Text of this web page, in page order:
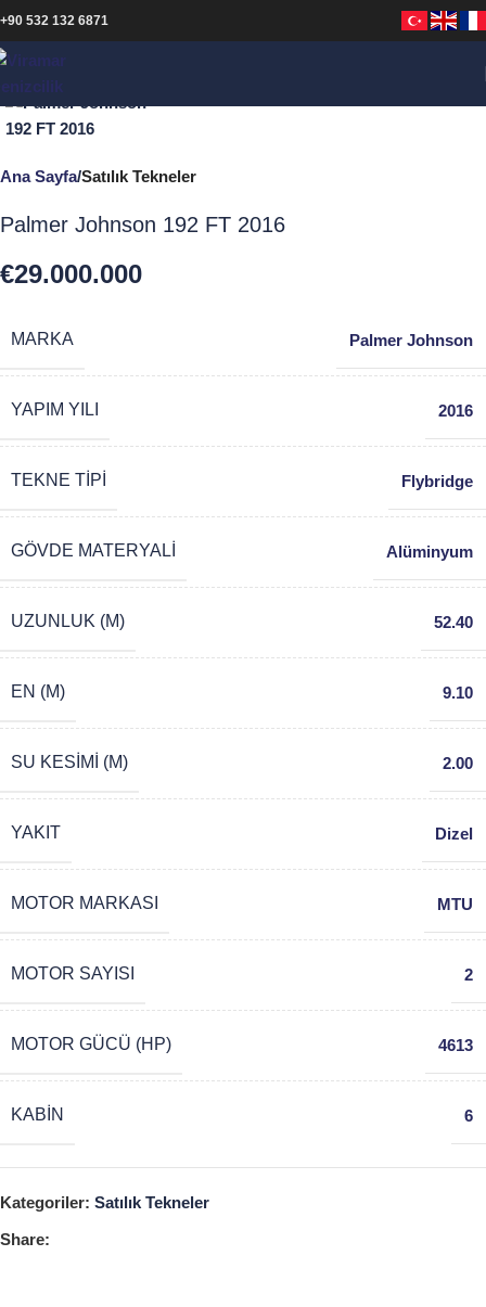
+90 532 132 6871
Ana Sayfa Satılık Tekneler
Palmer Johnson 192 FT 2016
€29.000.000
MARKA Palmer Johnson
YAPIM YILI 2016
TEKNE TIPI Flybridge
GÖVDE MATERYALI Alüminyum
UZUNLUK (M) 52.40
EN (M) 9.10
SU KESIMI (M) 2.00
YAKIT Dizel
MOTOR MARKASI MTU
MOTOR SAYISI 2
MOTOR GÜCÜ (HP) 4613
KABIN 6
Kategoriler: Satılık Tekneler
Share: